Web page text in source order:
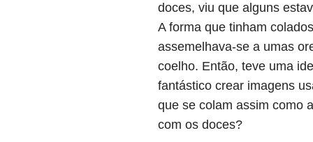
doces, viu que alguns
A forma que tinham colados
assemelhava-se a umas
coelho. Então, teve uma
fantástico crear imagens
que se colam assim como
com os doces?